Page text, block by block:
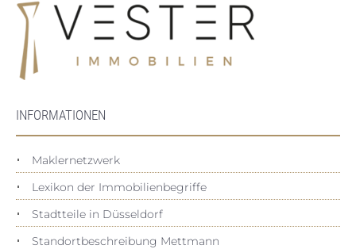
INFORMATIONEN
Maklernetzwerk
Lexikon der Immobilienbegriffe
Stadtteile in Düsseldorf
Standortbeschreibung Mettmann